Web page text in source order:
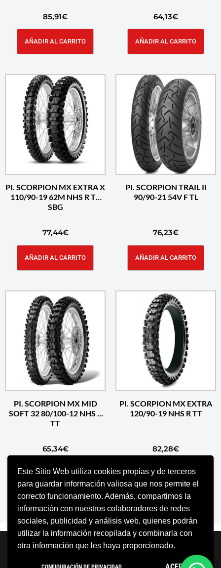
Este Sitio Web utiliza cookies propias y de terceros
para guardar información valiosa que nos permite el
correcto funcionamiento. Además, compartimos la
información con nuestros colaboradores de redes
sociales, publicidad y análisis web, quienes podrán
utilizar la información recopilada y combinarla con
otra información que les haya proporcionado.
85,91€
AÑADIR AL CARRITO
64,13€
AÑADIR AL CARRITO
PI. SCORPION MX EXTRA X
110/90-19 62M NHS R TT
SBG
77,44€
AÑADIR AL CARRITO
PI. SCORPION TRAIL II
90/90-21 54V F TL
76,23€
AÑADIR AL CARRITO
PI. SCORPION MX MID
SOFT 32 80/100-12 NHS R
TT
65,34€
AÑADIR AL CARRITO
PI. SCORPION MX EXTRA
120/90-19 NHS R TT
82,28€
AÑADIR AL CARRITO
Neve | Funciona gracias a WordPress
Política de cookies